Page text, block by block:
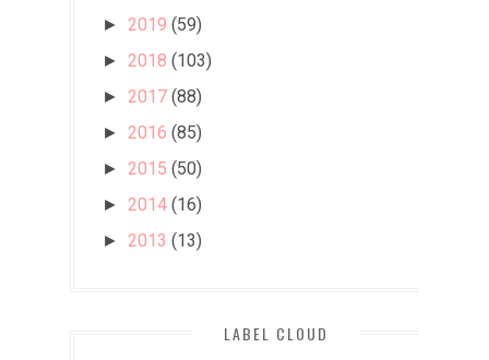
► 2019 (59)
► 2018 (103)
► 2017 (88)
► 2016 (85)
► 2015 (50)
► 2014 (16)
► 2013 (13)
LABEL CLOUD